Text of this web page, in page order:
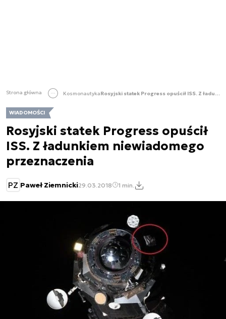
Strona główna Kosmonautyka Rosyjski statek Progress opuścił ISS. Z ładunkiem niewiadomego przeznaczenia
WIADOMOŚCI
Rosyjski statek Progress opuścił
ISS. Z ładunkiem niewiadomego
przeznaczenia
PZ Paweł Ziemnicki29.03.2018 1 min.